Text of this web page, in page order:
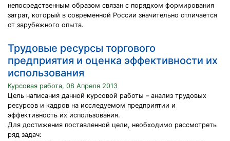
непосредственным образом связан с порядком формирования
затрат, который в современной России значительно отличается
от зарубежного опыта.
Трудовые ресурсы торгового
предприятия и оценка эффективности их
использования
Курсовая работа, 08 Апреля 2013
Цель написания данной курсовой работы – анализ трудовых
ресурсов и кадров на исследуемом предприятии и
эффективность их использования.
Для достижения поставленной цели, необходимо рассмотреть
ряд задач: